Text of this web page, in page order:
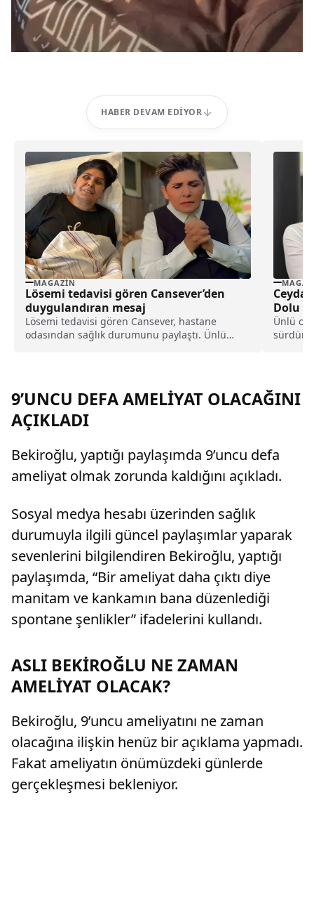
HABER DEVAM EDIYOR
MAGAZIN
Lösemi tedavisi gören Cansever’den
duygulandıran mesaj
Lösemi tedavisi gören Cansever, hastane
odasından sağlık durumunu paylaştı. Ünlü
Ceyda
Dolu
Ünlü
9’UNCU DEFA AMELİYAT OLACAĞINI
AÇIKLADI
Bekiroğlu, yaptığı paylaşımda 9’uncu defa
ameliyat olmak zorunda kaldığını açıkladı.
Sosyal medya hesabı üzerinden sağlık
durumuyla ilgili güncel paylaşımlar yaparak
sevenlerini bilgilendiren Bekiroğlu, yaptığı
paylaşımda, “Bir ameliyat daha çıktı diye
manitam ve kankamın bana düzenlediği
spontane şenlikler” ifadelerini kullandı.
ASLI BEKİROĞLU NE ZAMAN
AMELİYAT OLACAK?
Bekiroğlu, 9’uncu ameliyatını ne zaman
olacağına ilişkin henüz bir açıklama yapmadı.
Fakat ameliyatın önümüzdeki günlerde
gerçekleşmesi bekleniyor.